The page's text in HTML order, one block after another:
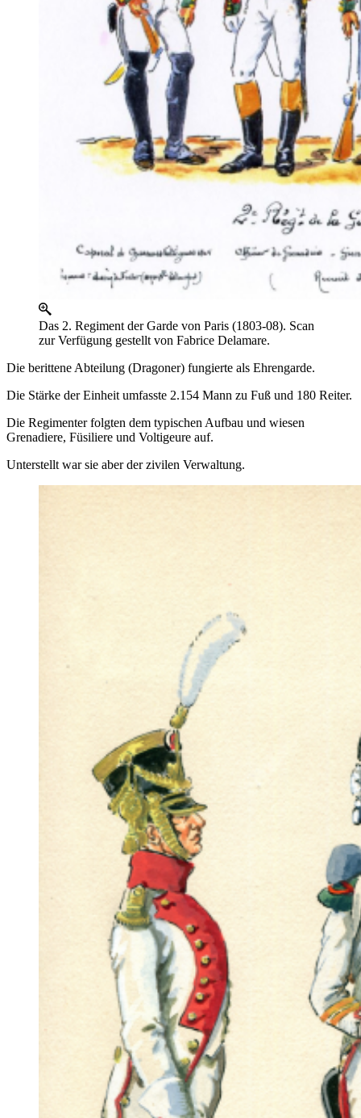
Das 2. Regiment der Garde von Paris (1803-08). Scan
zur Verfügung gestellt von Fabrice Delamare.
Die berittene Abteilung (Dragoner) fungierte als Ehrengarde.
Die Stärke der Einheit umfasste 2.154 Mann zu Fuß und 180 Reiter.
Die Regimenter folgten dem typischen Aufbau und wiesen
Grenadiere, Füsiliere und Voltigeure auf.
Unterstellt war sie aber der zivilen Verwaltung.